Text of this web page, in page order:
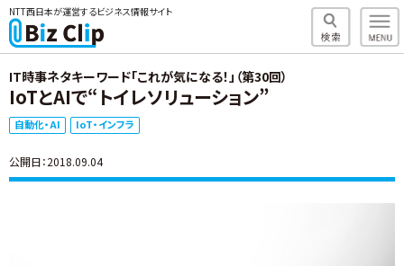
NTT西日本が運営するビジネス情報サイト
IT時事ネタキーワード「これが気になる！」（第30回）
IoTとAIで“トイレソリューション”
自動化・AI IoT・インフラ
公開日：2018.09.04